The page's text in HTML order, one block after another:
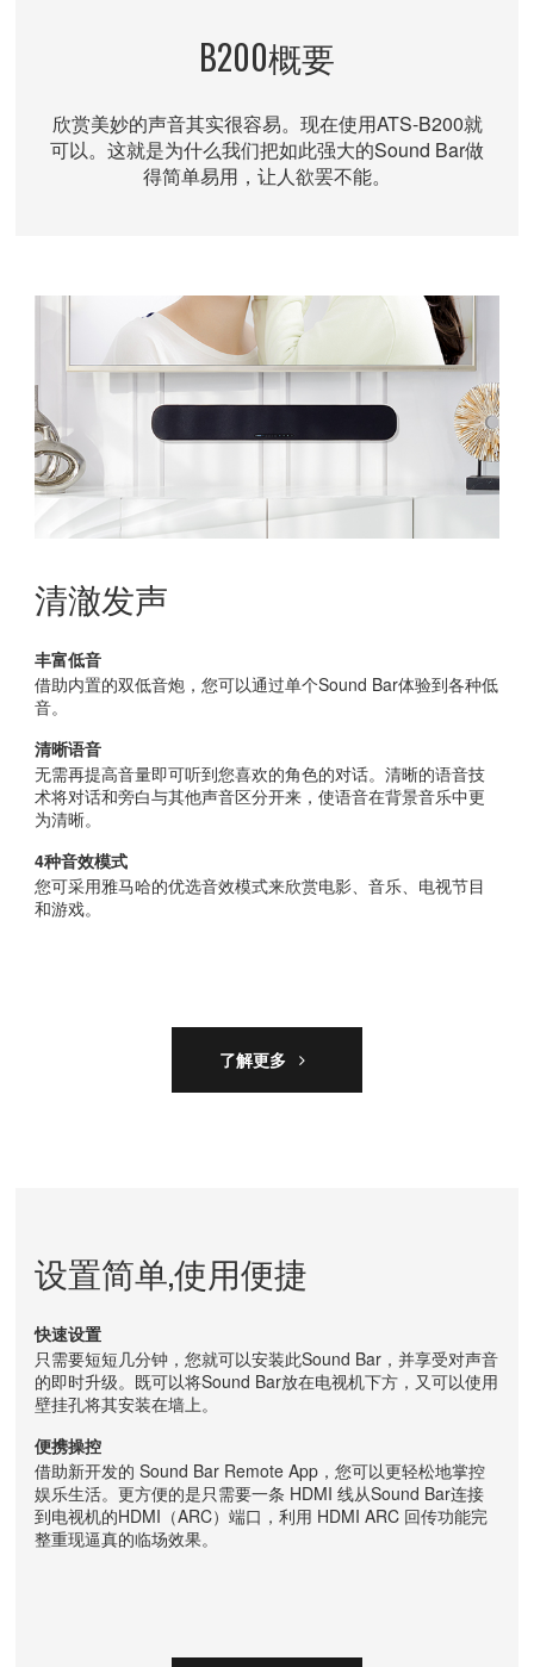
B200概要
欣赏美妙的声音其实很容易。现在使用ATS-B200就
可以。这就是为什么我们把如此强大的Sound Bar做
得简单易用，让人欲罢不能。
清澈发声
丰富低音
借助内置的双低音炮，您可以通过单个Sound Bar体验到各种低
音。
清晰语音
无需再提高音量即可听到您喜欢的角色的对话。清晰的语音技
术将对话和旁白与其他声音区分开来，使语音在背景音乐中更
为清晰。
4种音效模式
您可采用雅马哈的优选音效模式来欣赏电影、音乐、电视节目
和游戏。
了解更多
设置简单,使用便捷
快速设置
只需要短短几分钟，您就可以安装此Sound Bar，并享受对声音
的即时升级。既可以将Sound Bar放在电视机下方，又可以使用
壁挂孔将其安装在墙上。
便携操控
借助新开发的 Sound Bar Remote App，您可以更轻松地掌控
娱乐生活。更方便的是只需要一条 HDMI 线从Sound Bar连接
到电视机的HDMI（ARC）端口，利用 HDMI ARC 回传功能完
整重现逼真的临场效果。